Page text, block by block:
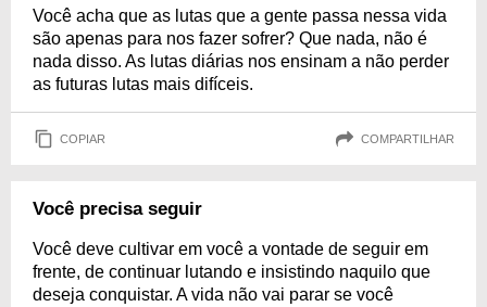
Você acha que as lutas que a gente passa nessa vida
são apenas para nos fazer sofrer? Que nada, não é
nada disso. As lutas diárias nos ensinam a não perder
as futuras lutas mais difíceis.
COPIAR COMPARTILHAR
Você precisa seguir
Você deve cultivar em você a vontade de seguir em
frente, de continuar lutando e insistindo naquilo que
deseja conquistar. A vida não vai parar se você